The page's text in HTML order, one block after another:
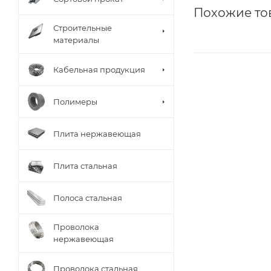
Похожие
Строительные
материалы
Кабельная продукция
Полимеры
Плита нержавеющая
Плита стальная
Полоса стальная
Проволока
нержавеющая
Проволока стальная